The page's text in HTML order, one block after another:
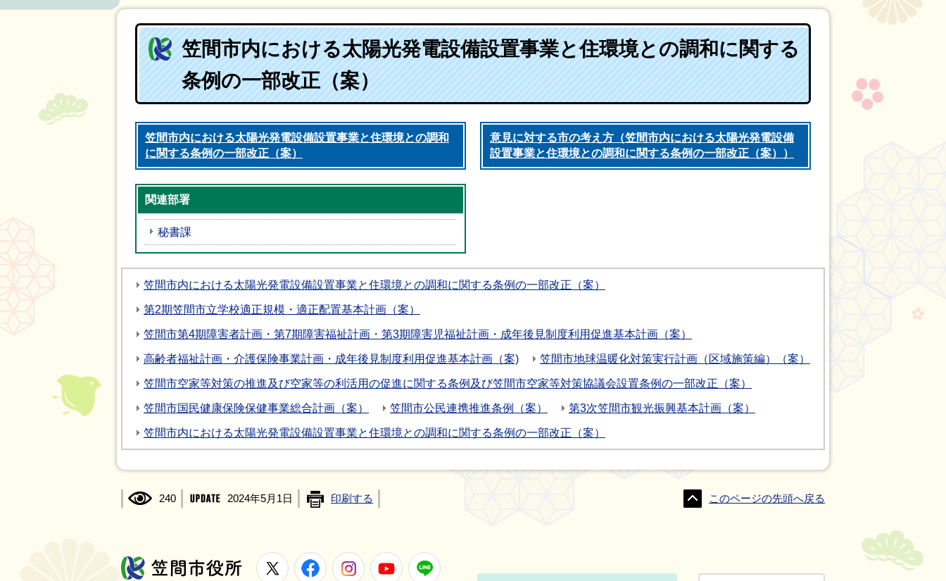
笠間市内における太陽光発電設備設置事業と住環境との調和に関する
条例の一部改正（案）
笠間市内における太陽光発電設備設置事業と住環境との調和
に関する条例の一部改正（案）
意見に対する市の考え方（笠間市内における太陽光発電設備
設置事業と住環境との調和に関する条例の一部改正（案））
関連部署
秘書課
笠間市内における太陽光発電設備設置事業と住環境との調和に関する条例の一部改正（案）
第2期笠間市立学校適正規模・適正配置基本計画（案）
笠間市第4期障害者計画・第7期障害福祉計画・第3期障害児福祉計画・成年後見制度利用促進基本計画（案）
高齢者福祉計画・介護保険事業計画・成年後見制度利用促進基本計画（案) 笠間市地球温暖化対策実行計画（区域施策編）（案）
笠間市空家等対策の推進及び空家等の利活用の促進に関する条例及び笠間市空家等対策協議会設置条例の一部改正（案）
笠間市国民健康保険保健事業総合計画（案） 笠間市公民連携推進条例（案） 第3次笠間市観光振興基本計画（案）
笠間市内における太陽光発電設備設置事業と住環境との調和に関する条例の一部改正（案）
240 2024年5月1日 印刷する このページの先頭へ戻る
笠間市役所
X FacebookInstagramYoutube